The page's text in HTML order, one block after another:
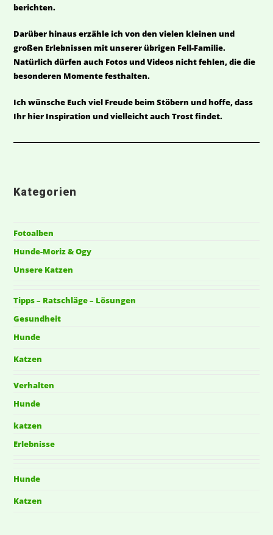
berichten.
Darüber hinaus erzähle ich von den vielen kleinen und
großen Erlebnissen mit unserer übrigen Fell-Familie.
Natürlich dürfen auch Fotos und Videos nicht fehlen, die die
besonderen Momente festhalten.
Ich wünsche Euch viel Freude beim Stöbern und hoffe, dass
Ihr hier Inspiration und vielleicht auch Trost findet.
Kategorien
Fotoalben
Hunde-Moriz & Ogy
Unsere Katzen
Tipps – Ratschläge – Lösungen
Gesundheit
Hunde
Katzen
Verhalten
Hunde
katzen
Erlebnisse
Hunde
Katzen